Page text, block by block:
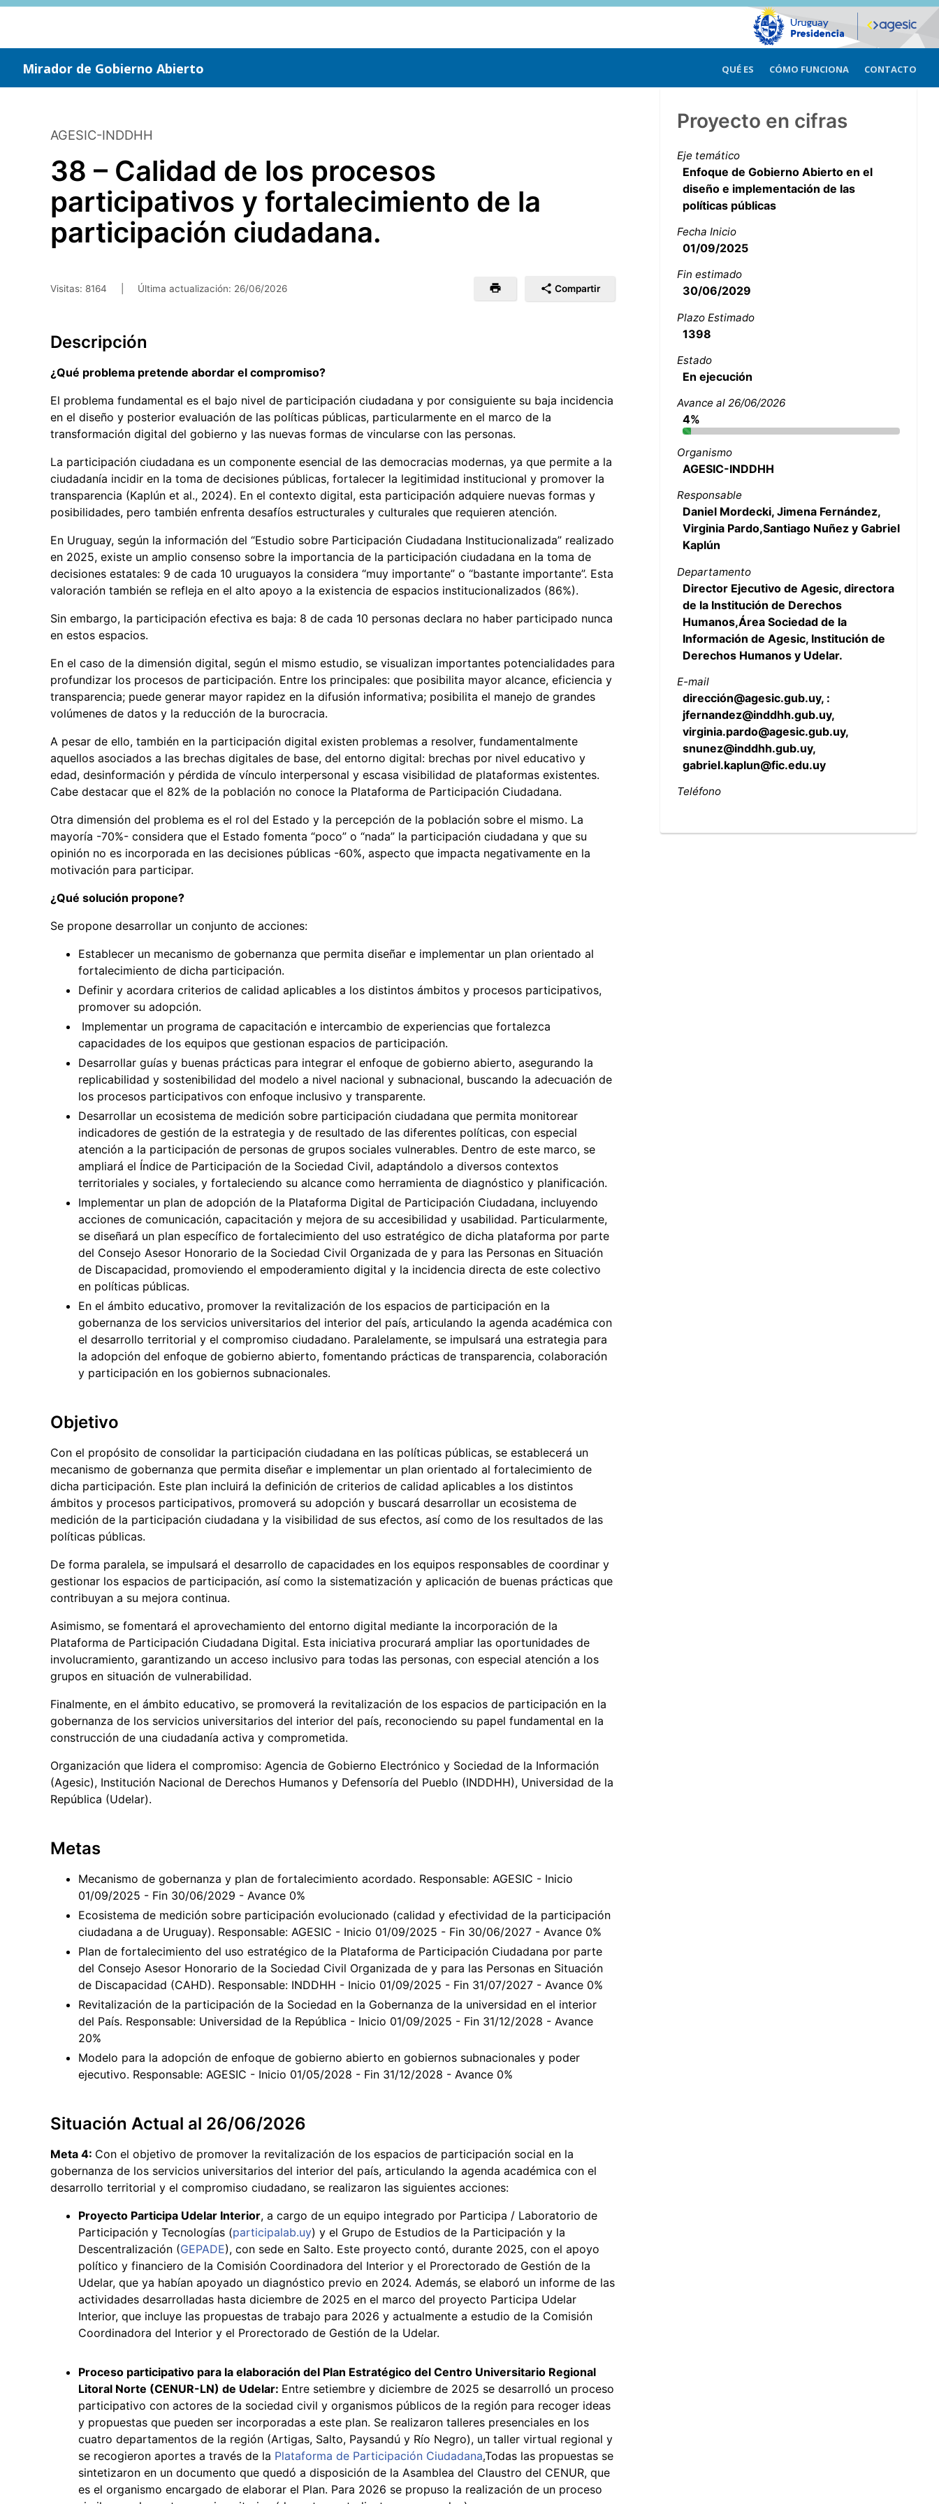
Saltar
Mirador de Gobierno Abierto QUÉ ES CÓMO FUNCIONA CONTACTO
AGESIC-INDDHH
38 – Calidad de los procesos
participativos y fortalecimiento de la
participación ciudadana.
Visitas: 8164 Última actualización: 26/06/2026 Compartir
Descripción
¿Qué problema pretende abordar el compromiso?
El problema fundamental es el bajo nivel de participación ciudadana y por consiguiente su baja incidencia
en el diseño y posterior evaluación de las políticas públicas, particularmente en el marco de la
transformación digital del gobierno y las nuevas formas de vincularse con las personas.
La participación ciudadana es un componente esencial de las democracias modernas, ya que permite a la
ciudadanía incidir en la toma de decisiones públicas, fortalecer la legitimidad institucional y promover la
transparencia (Kaplún et al., 2024). En el contexto digital, esta participación adquiere nuevas formas y
posibilidades, pero también enfrenta desafíos estructurales y culturales que requieren atención.
En Uruguay, según la información del “Estudio sobre Participación Ciudadana Institucionalizada” realizado
en 2025, existe un amplio consenso sobre la importancia de la participación ciudadana en la toma de
decisiones estatales: 9 de cada 10 uruguayos la considera “muy importante” o “bastante importante”. Esta
valoración también se refleja en el alto apoyo a la existencia de espacios institucionalizados (86%).
Sin embargo, la participación efectiva es baja: 8 de cada 10 personas declara no haber participado nunca
en estos espacios.
En el caso de la dimensión digital, según el mismo estudio, se visualizan importantes potencialidades para
profundizar los procesos de participación. Entre los principales: que posibilita mayor alcance, eficiencia y
transparencia; puede generar mayor rapidez en la difusión informativa; posibilita el manejo de grandes
volúmenes de datos y la reducción de la burocracia.
A pesar de ello, también en la participación digital existen problemas a resolver, fundamentalmente
aquellos asociados a las brechas digitales de base, del entorno digital: brechas por nivel educativo y
edad, desinformación y pérdida de vínculo interpersonal y escasa visibilidad de plataformas existentes.
Cabe destacar que el 82% de la población no conoce la Plataforma de Participación Ciudadana.
Otra dimensión del problema es el rol del Estado y la percepción de la población sobre el mismo. La
mayoría -70%- considera que el Estado fomenta “poco” o “nada” la participación ciudadana y que su
opinión no es incorporada en las decisiones públicas -60%, aspecto que impacta negativamente en la
motivación para participar.
¿Qué solución propone?
Se propone desarrollar un conjunto de acciones:
Establecer un mecanismo de gobernanza que permita diseñar e implementar un plan orientado al
fortalecimiento de dicha participación.
Definir y acordara criterios de calidad aplicables a los distintos ámbitos y procesos participativos,
promover su adopción.
Implementar un programa de capacitación e intercambio de experiencias que fortalezca
capacidades de los equipos que gestionan espacios de participación.
Desarrollar guías y buenas prácticas para integrar el enfoque de gobierno abierto, asegurando la
replicabilidad y sostenibilidad del modelo a nivel nacional y subnacional, buscando la adecuación de
los procesos participativos con enfoque inclusivo y transparente.
Desarrollar un ecosistema de medición sobre participación ciudadana que permita monitorear
indicadores de gestión de la estrategia y de resultado de las diferentes políticas, con especial
atención a la participación de personas de grupos sociales vulnerables. Dentro de este marco, se
ampliará el Índice de Participación de la Sociedad Civil, adaptándolo a diversos contextos
territoriales y sociales, y fortaleciendo su alcance como herramienta de diagnóstico y planificación.
Implementar un plan de adopción de la Plataforma Digital de Participación Ciudadana, incluyendo
acciones de comunicación, capacitación y mejora de su accesibilidad y usabilidad. Particularmente,
se diseñará un plan específico de fortalecimiento del uso estratégico de dicha plataforma por parte
del Consejo Asesor Honorario de la Sociedad Civil Organizada de y para las Personas en Situación
de Discapacidad, promoviendo el empoderamiento digital y la incidencia directa de este colectivo
en políticas públicas.
En el ámbito educativo, promover la revitalización de los espacios de participación en la
gobernanza de los servicios universitarios del interior del país, articulando la agenda académica con
el desarrollo territorial y el compromiso ciudadano. Paralelamente, se impulsará una estrategia para
la adopción del enfoque de gobierno abierto, fomentando prácticas de transparencia, colaboración
y participación en los gobiernos subnacionales.
Objetivo
Con el propósito de consolidar la participación ciudadana en las políticas públicas, se establecerá un
mecanismo de gobernanza que permita diseñar e implementar un plan orientado al fortalecimiento de
dicha participación. Este plan incluirá la definición de criterios de calidad aplicables a los distintos
ámbitos y procesos participativos, promoverá su adopción y buscará desarrollar un ecosistema de
medición de la participación ciudadana y la visibilidad de sus efectos, así como de los resultados de las
políticas públicas.
De forma paralela, se impulsará el desarrollo de capacidades en los equipos responsables de coordinar y
gestionar los espacios de participación, así como la sistematización y aplicación de buenas prácticas que
contribuyan a su mejora continua.
Asimismo, se fomentará el aprovechamiento del entorno digital mediante la incorporación de la
Plataforma de Participación Ciudadana Digital. Esta iniciativa procurará ampliar las oportunidades de
involucramiento, garantizando un acceso inclusivo para todas las personas, con especial atención a los
grupos en situación de vulnerabilidad.
Finalmente, en el ámbito educativo, se promoverá la revitalización de los espacios de participación en la
gobernanza de los servicios universitarios del interior del país, reconociendo su papel fundamental en la
construcción de una ciudadanía activa y comprometida.
Organización que lidera el compromiso: Agencia de Gobierno Electrónico y Sociedad de la Información
(Agesic), Institución Nacional de Derechos Humanos y Defensoría del Pueblo (INDDHH), Universidad de la
República (Udelar).
Metas
Mecanismo de gobernanza y plan de fortalecimiento acordado. Responsable: AGESIC - Inicio
01/09/2025 - Fin 30/06/2029 - Avance 0%
Ecosistema de medición sobre participación evolucionado (calidad y efectividad de la participación
ciudadana a de Uruguay). Responsable: AGESIC - Inicio 01/09/2025 - Fin 30/06/2027 - Avance 0%
Plan de fortalecimiento del uso estratégico de la Plataforma de Participación Ciudadana por parte
del Consejo Asesor Honorario de la Sociedad Civil Organizada de y para las Personas en Situación
de Discapacidad (CAHD). Responsable: INDDHH - Inicio 01/09/2025 - Fin 31/07/2027 - Avance 0%
Revitalización de la participación de la Sociedad en la Gobernanza de la universidad en el interior
del País. Responsable: Universidad de la República - Inicio 01/09/2025 - Fin 31/12/2028 - Avance
20%
Modelo para la adopción de enfoque de gobierno abierto en gobiernos subnacionales y poder
ejecutivo. Responsable: AGESIC - Inicio 01/05/2028 - Fin 31/12/2028 - Avance 0%
Situación Actual al 26/06/2026
Meta 4: Con el objetivo de promover la revitalización de los espacios de participación social en la
gobernanza de los servicios universitarios del interior del país, articulando la agenda académica con el
desarrollo territorial y el compromiso ciudadano, se realizaron las siguientes acciones:
Proyecto Participa Udelar Interior, a cargo de un equipo integrado por Participa / Laboratorio de
Participación y Tecnologías (participalab.uy) y el Grupo de Estudios de la Participación y la
Descentralización (GEPADE), con sede en Salto. Este proyecto contó, durante 2025, con el apoyo
político y financiero de la Comisión Coordinadora del Interior y el Prorectorado de Gestión de la
Udelar, que ya habían apoyado un diagnóstico previo en 2024. Además, se elaboró un informe de las
actividades desarrolladas hasta diciembre de 2025 en el marco del proyecto Participa Udelar
Interior, que incluye las propuestas de trabajo para 2026 y actualmente a estudio de la Comisión
Coordinadora del Interior y el Prorectorado de Gestión de la Udelar.
Proceso participativo para la elaboración del Plan Estratégico del Centro Universitario Regional
Litoral Norte (CENUR-LN) de Udelar: Entre setiembre y diciembre de 2025 se desarrolló un proceso
participativo con actores de la sociedad civil y organismos públicos de la región para recoger ideas
y propuestas que pueden ser incorporadas a este plan. Se realizaron talleres presenciales en los
cuatro departamentos de la región (Artigas, Salto, Paysandú y Río Negro), un taller virtual regional y
se recogieron aportes a través de la Plataforma de Participación Ciudadana.Todas las propuestas se
sintetizaron en un documento que quedó a disposición de la Asamblea del Claustro del CENUR, que
es el organismo encargado de elaborar el Plan. Para 2026 se propuso la realización de un proceso
Proyecto en cifras
Eje temático
Enfoque de Gobierno Abierto en el
diseño e implementación de las
políticas públicas
Fecha Inicio
01/09/2025
Fin estimado
30/06/2029
Plazo Estimado
1398
Estado
En ejecución
Avance al 26/06/2026
4%
Organismo
AGESIC-INDDHH
Responsable
Daniel Mordecki, Jimena Fernández,
Virginia Pardo,Santiago Nuñez y Gabriel
Kaplún
Departamento
Director Ejecutivo de Agesic, directora
de la Institución de Derechos
Humanos,Área Sociedad de la
Información de Agesic, Institución de
Derechos Humanos y Udelar.
E-mail
dirección@agesic.gub.uy, :
jfernandez@inddhh.gub.uy,
virginia.pardo@agesic.gub.uy,
snunez@inddhh.gub.uy,
gabriel.kaplun@fic.edu.uy
Teléfono